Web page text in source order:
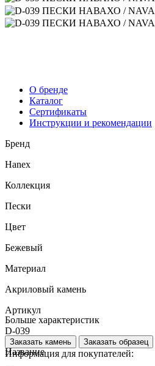
О бренде
Каталог
Сертификаты
Инструкции и рекомендации
Бренд
Hanex
Коллекция
Пески
Цвет
Бежевый
Материал
Акриловый камень
Артикул
D-039
Название
Больше характеристик
Заказать камень Заказать образец
Информация для покупателей: